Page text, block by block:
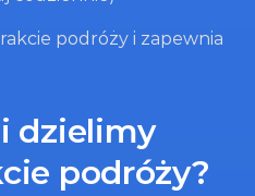
podróży i zapewnia
dzielimy
podróży?